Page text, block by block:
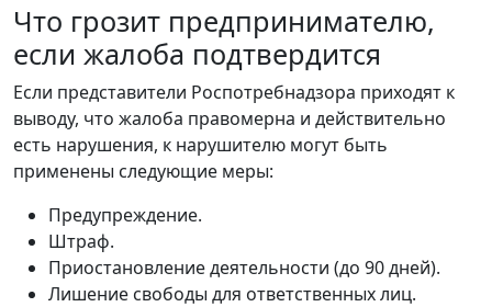
Что грозит предпринимателю,
если жалоба подтвердится
Если представители Роспотребнадзора приходят к
выводу, что жалоба правомерна и действительно
есть нарушения, к нарушителю могут быть
применены следующие меры:
Предупреждение.
Штраф.
Приостановление деятельности (до 90 дней).
Лишение свободы для ответственных лиц.